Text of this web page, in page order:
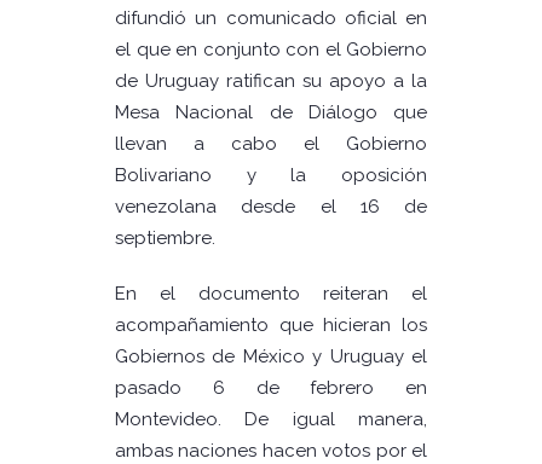
difundió un comunicado oficial en
el que en conjunto con el Gobierno
de Uruguay ratifican su apoyo a la
Mesa Nacional de Diálogo que
llevan a cabo el Gobierno
Bolivariano y la oposición
venezolana desde el 16 de
septiembre.
En el documento reiteran el
acompañamiento que hicieran los
Gobiernos de México y Uruguay el
pasado 6 de febrero en
Montevideo. De igual manera,
ambas naciones hacen votos por el